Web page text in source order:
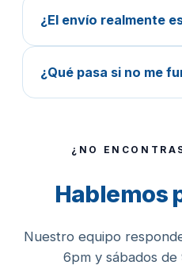
¿El envío realmente
¿Qué pasa si no me
¿NO
Hablemos
Nuestro equipo
6pm y sábados de